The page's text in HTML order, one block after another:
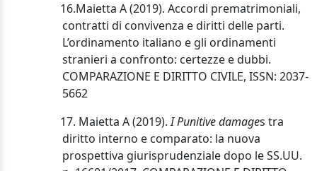
16.Maietta A (2019). Accordi prematrimoniali,
contratti di convivenza e diritti delle parti.
L’ordinamento italiano e gli ordinamenti
stranieri a confronto: certezze e dubbi.
COMPARAZIONE E DIRITTO CIVILE, ISSN: 2037-
5662
17. Maietta A (2019).I Punitive damages tra
diritto interno e comparato: la nuova
prospettiva giurisprudenziale dopo le SS.UU.